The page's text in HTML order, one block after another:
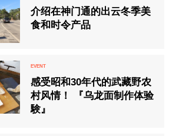
介绍在神门通的出云冬季美
食和时令产品
感受昭和30年代的武藏野农
村风情！ 『乌龙面制作体验
験』